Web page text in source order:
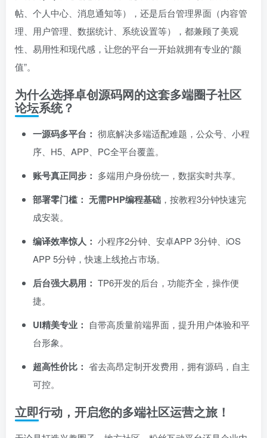
帖、个人中心、消息通知等），还是后台管理界面（内容管
理、用户管理、数据统计、系统设置等），都兼顾了美观
性、易用性和现代感，让您的平台一开始就拥有专业的“颜
值”。
为什么选择卓创源码网的这套多端圈子社区
论坛系统？
一源码多平台：​ 彻底解决多端适配难题，公众号、小程
序、H5、APP、PC全平台覆盖。
账号真正同步：​ 多端用户身份统一，数据实时共享。
部署零门槛：​ 无需PHP编程基础 ，按教程3分钟快速完
成安装。
编译效率惊人：​ 小程序2分钟、安卓APP 3分钟、iOS
APP 5分钟，快速上线抢占市场。
后台强大易用：​ TP6开发的后台，功能齐全，操作便
捷。
UI精美专业：​ 自带高质量前端界面，提升用户体验和平
台形象。
超高性价比：​ 省去高昂定制开发费用，拥有源码，自主
可控。
立即行动，开启您的多端社区运营之旅！